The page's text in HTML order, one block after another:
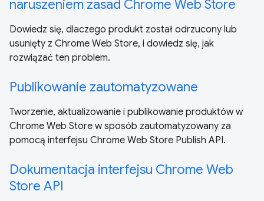
naruszeniem zasad Chrome Web Store
Dowiedz się, dlaczego produkt został odrzucony lub
usunięty z Chrome Web Store, i dowiedz się, jak
rozwiązać ten problem.
Publikowanie zautomatyzowane
Tworzenie, aktualizowanie i publikowanie produktów w
Chrome Web Store w sposób zautomatyzowany za
pomocą interfejsu Chrome Web Store Publish API.
Dokumentacja interfejsu Chrome Web
Store API